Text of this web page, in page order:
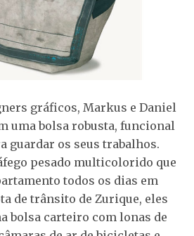
gráficos, Markus e Daniel
uma bolsa robusta, funcional
guardar os seus trabalhos.
pesado multicolorido que
todos os dias em
de trânsito de Zurique, eles
bolsa carteiro com lonas de